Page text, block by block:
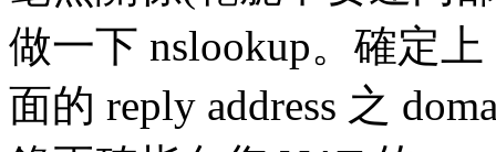
做一下 nslookup。確定上
面的 reply address 之